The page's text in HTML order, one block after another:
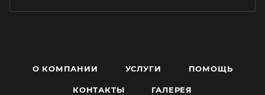
О КОМПАНИИ УСЛУГИ ПОМОЩЬ
КОНТАКТЫ ГАЛЕРЕЯ